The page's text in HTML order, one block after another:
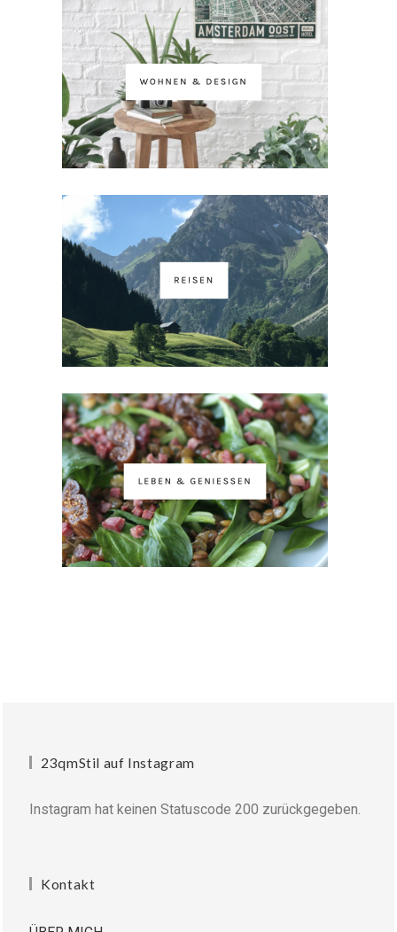
23qmStil auf Instagram
Instagram hat keinen Statuscode 200 zurückgegeben.
Kontakt